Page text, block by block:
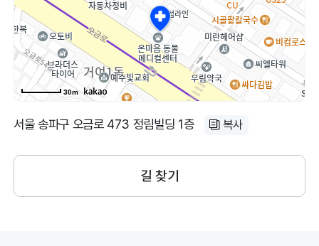
30m
서울 송파구 오금로 473 정림빌딩 1층 복사
길 찾기